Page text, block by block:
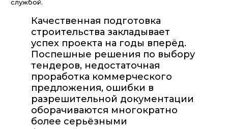
службой.
Качественная подготовка
строительства закладывает
успех проекта на годы вперёд.
Поспешные решения по выбору
тендеров, недостаточная
проработка коммерческого
предложения, ошибки в
разрешительной документации
оборачиваются многократно
более серьёзными